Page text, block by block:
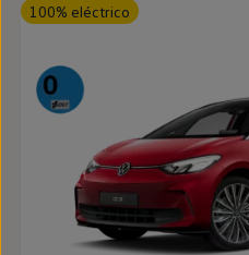
100% eléctrico